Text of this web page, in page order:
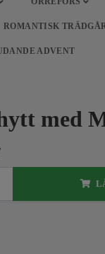
ROMANTISK
ADVENT
med